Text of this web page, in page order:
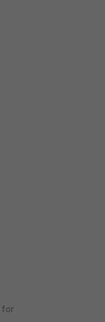
for